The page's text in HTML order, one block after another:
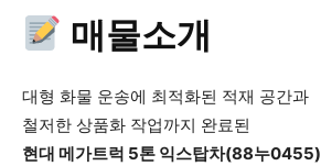
매물소개
대형 화물 운송에 최적화된 적재 공간과
철저한 상품화 작업까지 완료된
현대 메가트럭 5톤 익스탑차(88누0455)